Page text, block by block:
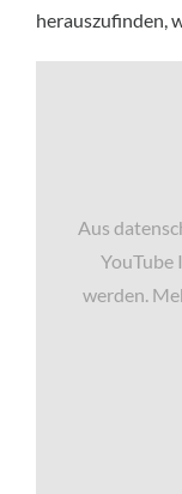
herauszufinden,
Aus
YouTube
werden.